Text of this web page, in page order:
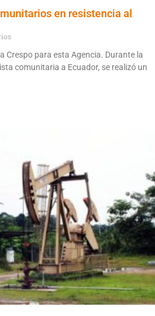
en resistencia al
Crespo para esta Agencia. Durante la
comunitaria a Ecuador, se realizó un